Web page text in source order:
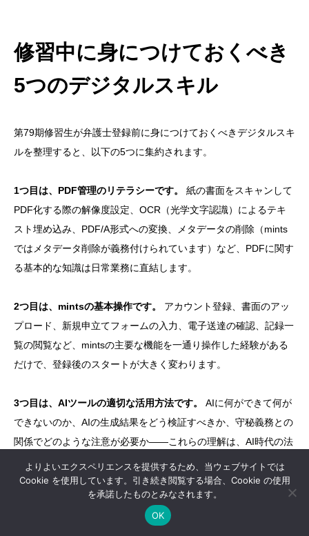
修習中に身につけておくべき
5つのデジタルスキル
第79期修習生が弁護士登録前に身につけておくべきデジタルスキ
ルを整理すると、以下の5つに集約されます。
1つ目は、PDF管理のリテラシーです。
紙の書面をスキャンして
PDF化する際の解像度設定、OCR（光学文字認識）によるテキ
スト埋め込み、PDF/A形式への変換、メタデータの削除（mints
ではメタデータ削除が義務付けられています）など、PDFに関す
る基本的な知識は日常業務に直結します。
2つ目は、mintsの基本操作です。
アカウント登録、書面のアッ
プロード、新規申立てフォームの入力、電子送達の確認、記録一
覧の閲覧など、mintsの主要な機能を一通り操作した経験がある
だけで、登録後のスタートが大きく変わります。
3つ目は、AIツールの適切な活用方法です。
AIに何ができて何が
できないのか、AIの生成結果をどう検証すべきか、守秘義務との
関係でどのような注意が必要か——これらの理解は、AI時代の法
曹にとって基礎教養です。
4つ目は、情報セキュリティの基本です。2024年6月施行の弁護
士情報セキュリティ規程に基づく「基本的取扱方法」の策定は、
よりよいエクスペリエンスを提供するため、当ウェブサイトでは
Cookie を使用しています。引き続き閲覧する場合、Cookie の使用
を承諾したものとみなされます。
OK